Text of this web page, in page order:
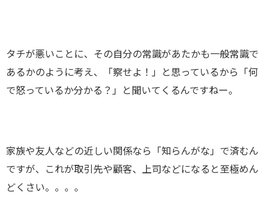
タチが悪いことに、その自分の常識があたかも一般常識で
あるかのように考え、「察せよ！」と思っているから「何
で怒っているか分かる？」と聞いてくるんですねー。
家族や友人などの近しい関係なら「知らんがな」で済むん
ですが、これが取引先や顧客、上司などになると至極めん
どくさい。。。。